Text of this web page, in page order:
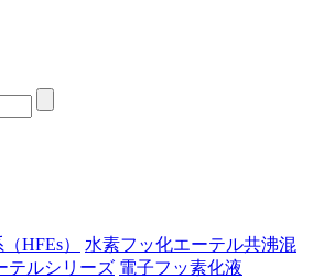
HFEs）
水素フッ化エーテル共沸混
テルシリーズ 電子フッ素化液